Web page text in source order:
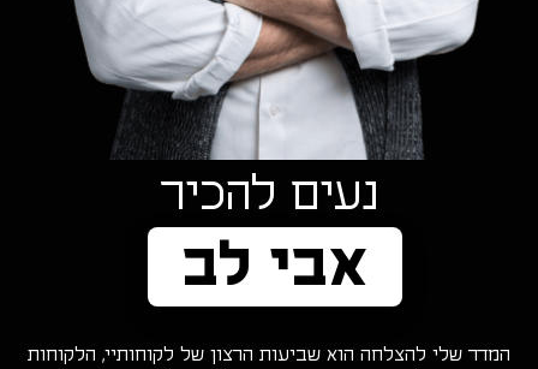
נעים להכיר
אבי לב
המדד שלי להצלחה הוא שביעות הרצון של לקוחותיי, הלקוחות